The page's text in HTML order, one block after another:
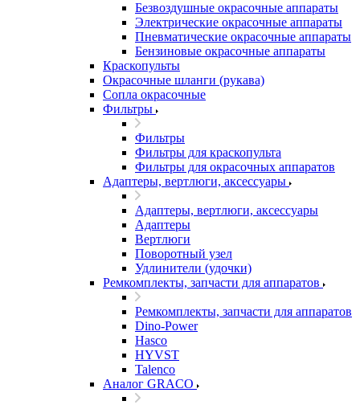
Безвоздушные окрасочные аппараты
Электрические окрасочные аппараты
Пневматические окрасочные аппараты
Бензиновые окрасочные аппараты
Краскопульты
Окрасочные шланги (рукава)
Сопла окрасочные
Фильтры
Фильтры
Фильтры для краскопульта
Фильтры для окрасочных аппаратов
Адаптеры, вертлюги, аксессуары
Адаптеры, вертлюги, аксессуары
Адаптеры
Вертлюги
Поворотный узел
Удлинители (удочки)
Ремкомплекты, запчасти для аппаратов
Ремкомплекты, запчасти для аппаратов
Dino-Power
Hasco
HYVST
Talenco
Аналог GRACO